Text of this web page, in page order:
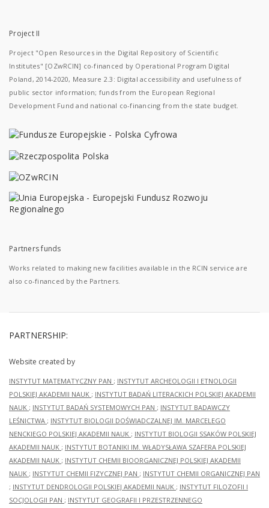
Project II
Project "Open Resources in the Digital Repository of Scientific
Institutes" [OZwRCIN] co-financed by Operational Program Digital
Poland, 2014-2020, Measure 2.3: Digital accessibility and usefulness of
public sector information; funds from the European Regional
Development Fund and national co-financing from the state budget.
Partners funds
Works related to making new facilities available in the RCIN service are
also co-financed by the Partners.
PARTNERSHIP:
Website created by
INSTYTUT MATEMATYCZNY PAN ; INSTYTUT ARCHEOLOGII I ETNOLOGII
POLSKIEJ AKADEMII NAUK ; INSTYTUT BADAŃ LITERACKICH POLSKIEJ AKADEMII
NAUK ; INSTYTUT BADAŃ SYSTEMOWYCH PAN ; INSTYTUT BADAWCZY
LEŚNICTWA ; INSTYTUT BIOLOGII DOŚWIADCZALNEJ IM. MARCELEGO
NENCKIEGO POLSKIEJ AKADEMII NAUK ; INSTYTUT BIOLOGII SSAKÓW POLSKIEJ
AKADEMII NAUK ; INSTYTUT BOTANIKI IM. WŁADYSŁAWA SZAFERA POLSKIEJ
AKADEMII NAUK ; INSTYTUT CHEMII BIOORGANICZNEJ POLSKIEJ AKADEMII
NAUK ; INSTYTUT CHEMII FIZYCZNEJ PAN ; INSTYTUT CHEMII ORGANICZNEJ PAN
; INSTYTUT DENDROLOGII POLSKIEJ AKADEMII NAUK ; INSTYTUT FILOZOFII I
SOCJOLOGII PAN ; INSTYTUT GEOGRAFII I PRZESTRZENNEGO